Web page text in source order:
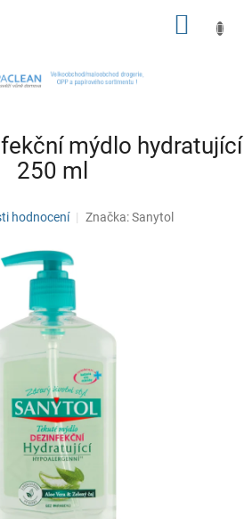
mýdlo hydratující
250 ml
hodnocení Značka:Sanytol